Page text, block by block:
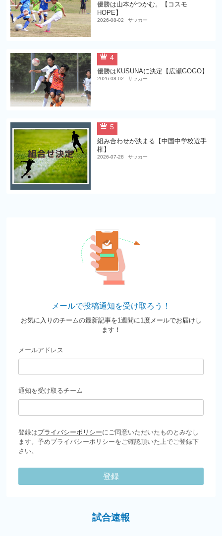
優勝は山本がつかむ。【コスモ
HOPE】
2026-08-02 サッカー
4
優勝はKUSUNAに決定【広瀬GOGO】
2026-08-02 サッカー
5
組み合わせが決まる【中国中学校選手
権】
2026-07-28 サッカー
メールで投稿通知を受け取ろう！
お気に入りのチームの最新記事を1週間に1度メールでお届けし
ます！
メールアドレス
通知を受け取るチーム
登録はプライバシーポリシーにご同意いただいたものとみなし
ます。予めプライバシーポリシーをご確認頂いた上でご登録下
さい。
登録
試合速報